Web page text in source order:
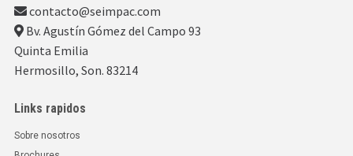
contacto@seimpac.com
Bv. Agustín Gómez del Campo 93
Quinta Emilia
Hermosillo, Son. 83214
Links rapidos
Sobre nosotros